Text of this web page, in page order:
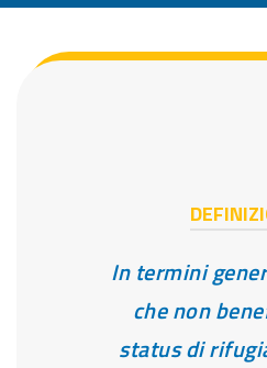
In termini
che non
status di